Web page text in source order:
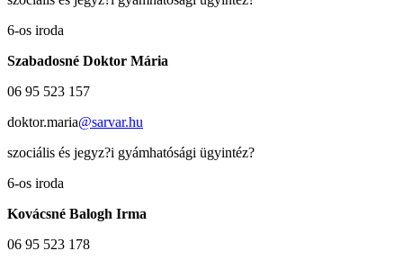
6-os iroda
Szabadosné Doktor Mária
06 95 523 157
doktor.maria@sarvar.hu
szociális és jegyz?i gyámhatósági ügyintéz?
6-os iroda
Kovácsné Balogh Irma
06 95 523 178